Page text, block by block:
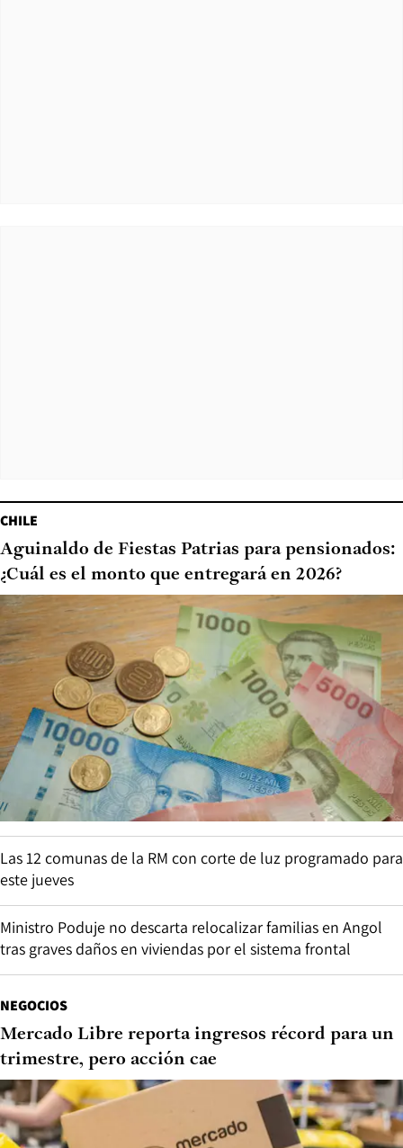
CHILE
Aguinaldo de Fiestas Patrias para pensionados:
¿Cuál es el monto que entregará en 2026?
Las 12 comunas de la RM con corte de luz programado para
este jueves
Ministro Poduje no descarta relocalizar familias en Angol
tras graves daños en viviendas por el sistema frontal
NEGOCIOS
Mercado Libre reporta ingresos récord para un
trimestre, pero acción cae